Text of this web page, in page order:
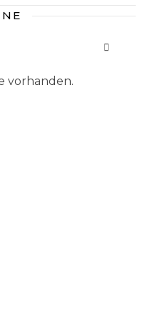
vorhanden.